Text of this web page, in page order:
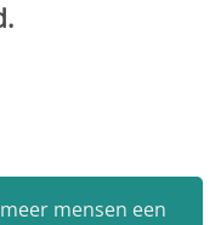
mensen een